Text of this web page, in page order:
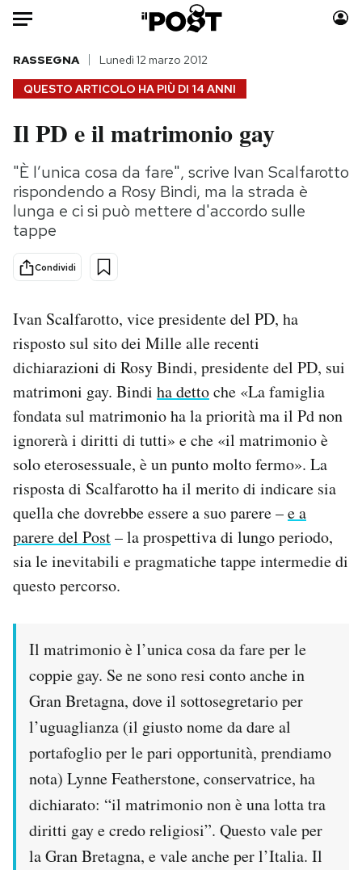
Auto
HOME
Italia
Politica
Tecnologia
Internet
Scienza
Cultura
Sport
Moda
Consumismi
Storie/Idee
Mondiali calcio 2026
PODCAST
NEWSLETTER
SHOP
AREA PERSONALE
Area Personale
Notifiche mobile
Regala il Post
Hai bisogno di aiuto?
Esci
QUESTO ARTICOLO HA PIÙ DI 14 ANNI
RASSEGNA Lunedì 12 marzo 2012
Il PD e il matrimonio gay
"È l’unica cosa da fare", scrive Ivan Scalfarotto
rispondendo a Rosy Bindi, ma la strada è
lunga e ci si può mettere d'accordo sulle
tappe
Condividi
Ivan Scalfarotto, vice presidente del PD, ha
risposto sul sito dei Mille alle recenti
dichiarazioni di Rosy Bindi, presidente del PD, sui
matrimoni gay. Bindi ha dettoche «La famiglia
fondata sul matrimonio ha la priorità ma il Pd non
ignorerà i diritti di tutti» e che «il matrimonio è
solo eterosessuale, è un punto molto fermo». La
risposta di Scalfarotto ha il merito di indicare sia
quella che dovrebbe essere a suo parere –e a
parere del Post– la prospettiva di lungo periodo,
sia le inevitabili e pragmatiche tappe intermedie di
questo percorso.
Il matrimonio è l’unica cosa da fare per le
coppie gay. Se ne sono resi conto anche in
Gran Bretagna, dove il sottosegretario per
l’uguaglianza (il giusto nome da dare al
portafoglio per le pari opportunità, prendiamo
nota) Lynne Featherstone, conservatrice, ha
dichiarato: “il matrimonio non è una lotta tra
diritti gay e credo religiosi”. Questo vale per
la Gran Bretagna, e vale anche per l’Italia. Il